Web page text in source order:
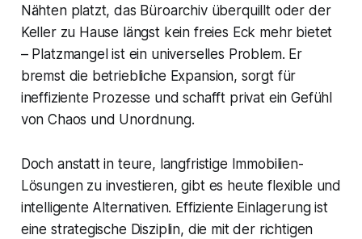
Nähten platzt, das Büroarchiv überquillt oder der
Keller zu Hause längst kein freies Eck mehr bietet
– Platzmangel ist ein universelles Problem. Er
bremst die betriebliche Expansion, sorgt für
ineffiziente Prozesse und schafft privat ein Gefühl
von Chaos und Unordnung.
Doch anstatt in teure, langfristige Immobilien-
Lösungen zu investieren, gibt es heute flexible und
intelligente Alternativen. Effiziente Einlagerung ist
eine strategische Disziplin, die mit der richtigen